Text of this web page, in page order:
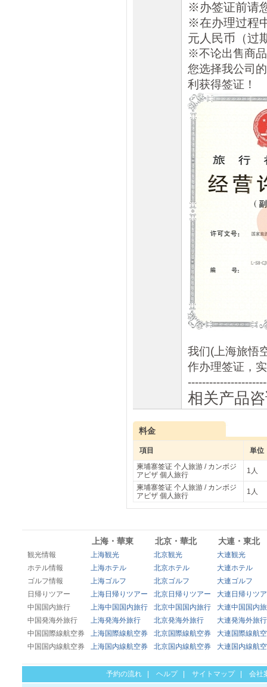
※办签证前请
※在办理过程
元人民币（过
※不论出售商
您选择我公司
利获得签证！
我们(上海旅悟
作办理签证，
相关产品
料金
項目
単位
柬埔寨签证 个人旅游 / カンボジ
アビザ 個人旅行
1人
柬埔寨签证 个人旅游 / カンボジ
アビザ 個人旅行
1人
上海・華東 北京・華北 大連・東北
観光情報 上海観光 北京観光
大連観光
ホテル情報
上海ホテル 北京ホテル
大連ホテル
ゴルフ情報
上海ゴルフ 北京ゴルフ
大連ゴルフ
日帰りツアー
上海日帰りツアー 北京日帰りツアー
大連日帰りツ
中国国内旅行
上海中国国内旅行 北京中国国内旅行
大連中国国内
中国発海外旅行
上海発海外旅行 北京発海外旅行
大連発海外旅行
中国国際線航空券
上海国際線航空券 北京国際線航空券
大連国際線航
中国国内線航空券
上海国内線航空券 北京国内線航空券 大連国内線航
予約の流れ ヘルプ| サイトマップ| 会社